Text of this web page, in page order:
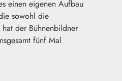
einen eigenen Aufbau
sowohl die
der Bühnenbildner
fünf Mal